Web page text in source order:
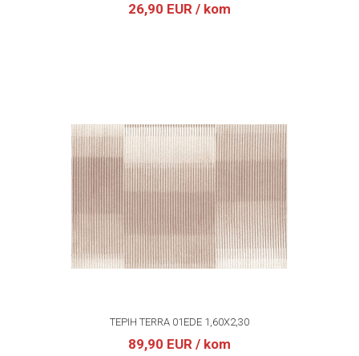
26,90 EUR / kom
TEPIH TERRA 01EDE 1,60X2,30
89,90 EUR / kom